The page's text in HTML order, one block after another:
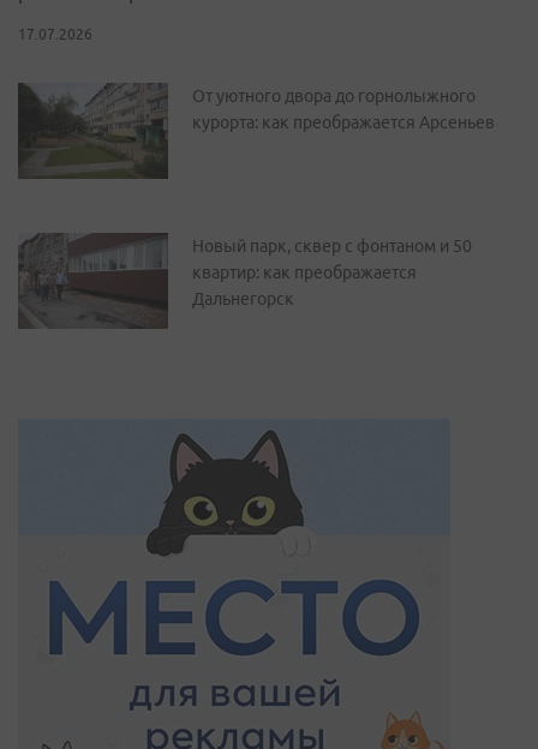
17.07.2026
От уютного двора до горнолыжного
курорта: как преображается Арсеньев
Новый парк, сквер с фонтаном и 50
квартир: как преображается
Дальнегорск